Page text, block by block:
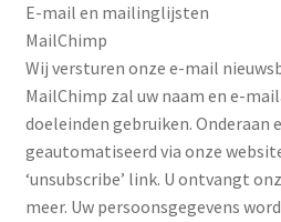
E-mail en mailinglijsten
MailChimp
Wij versturen onze e-mail
MailChimp zal uw naam en e-
doeleinden gebruiken. Onderaan
geautomatiseerd via onze
‘unsubscribe’ link. U ontvangt
meer. Uw persoonsgegevens